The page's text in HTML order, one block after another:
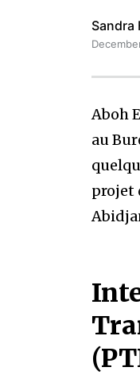
Sandra
Aboh
au
projet